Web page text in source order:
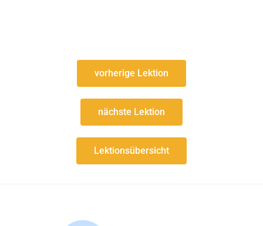
vorherige Lektion
nächste Lektion
Lektionsübersicht